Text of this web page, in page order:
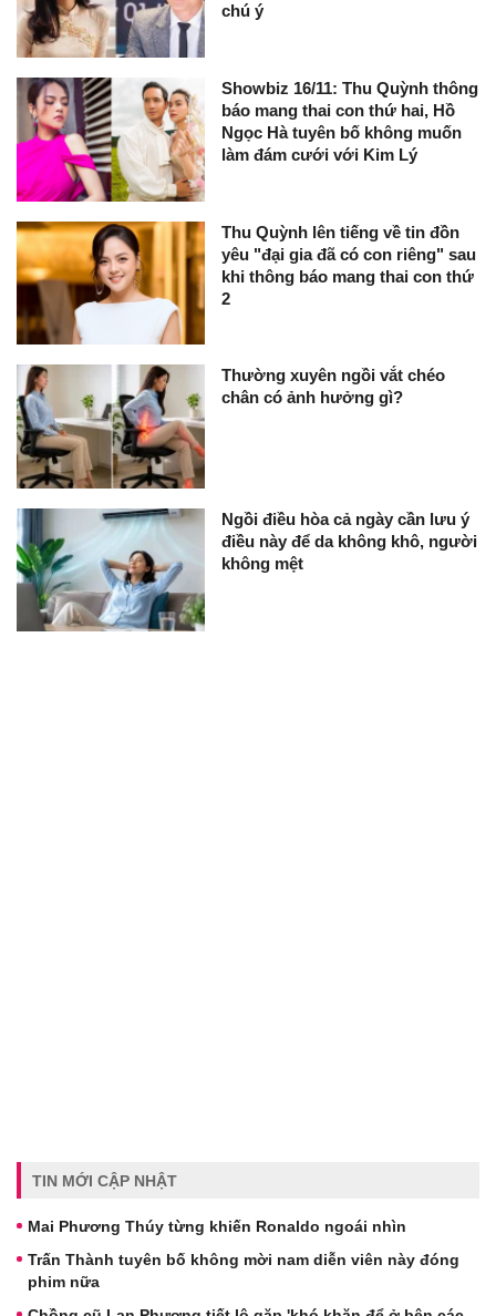
chú ý
Showbiz 16/11: Thu Quỳnh thông
báo mang thai con thứ hai, Hồ
Ngọc Hà tuyên bố không muốn
làm đám cưới với Kim Lý
Thu Quỳnh lên tiếng về tin đồn
yêu "đại gia đã có con riêng" sau
khi thông báo mang thai con thứ
2
Thường xuyên ngồi vắt chéo
chân có ảnh hưởng gì?
Ngồi điều hòa cả ngày cần lưu ý
điều này để da không khô, người
không mệt
TIN MỚI CẬP NHẬT
Mai Phương Thúy từng khiến Ronaldo ngoái nhìn
Trấn Thành tuyên bố không mời nam diễn viên này đóng
phim nữa